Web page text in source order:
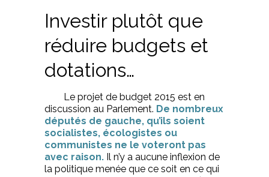
Investir plutôt que
réduire budgets et
dotations…
Le projet de budget 2015 est en
discussion au Parlement. De nombreux
députés de gauche, qu’ils soient
socialistes, écologistes ou
communistes ne le voteront pas
avec raison. Il n’y a aucune inflexion de
la politique menée que ce soit en ce qui